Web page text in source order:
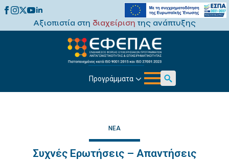
Αξιοπιστία στη διαχείριση της ανάπτυξης
Προγράμματα
Search
ΝΈΑ
Συχνές Ερωτήσεις – Απαντήσεις